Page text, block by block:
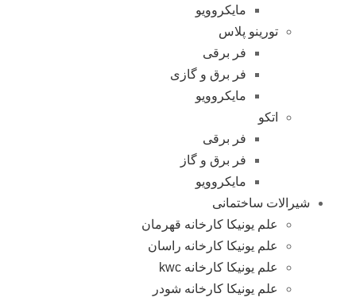
مایکروویو
تورینو پلاس
فر برقی
فر برق و گازی
مایکروویو
اتکو
فر برقی
فر برق و گاز
مایکروویو
شیرالات ساختمانی
علم یونیکا کارخانه قهرمان
علم یونیکا کارخانه راسان
علم یونیکا کارخانه kwc
علم یونیکا کارخانه شودر